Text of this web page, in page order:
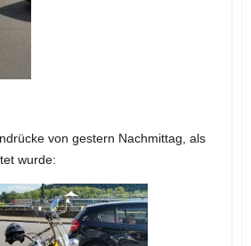
von gestern Nachmittag, als
wurde: